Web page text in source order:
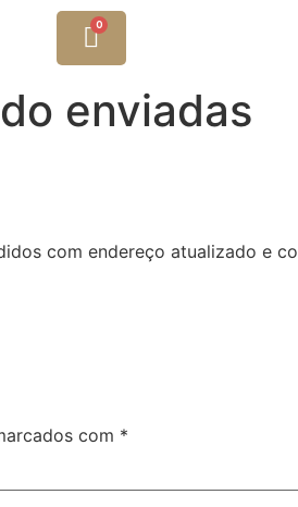
enviadas
com endereço atualizado e
com *